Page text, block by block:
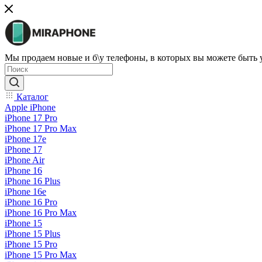
Мы продаем новые и б\у телефоны, в которых вы можете быть
Каталог
Apple iPhone
iPhone 17 Pro
iPhone 17 Pro Max
iPhone 17e
iPhone 17
iPhone Air
iPhone 16
iPhone 16 Plus
iPhone 16e
iPhone 16 Pro
iPhone 16 Pro Max
iPhone 15
iPhone 15 Plus
iPhone 15 Pro
iPhone 15 Pro Max